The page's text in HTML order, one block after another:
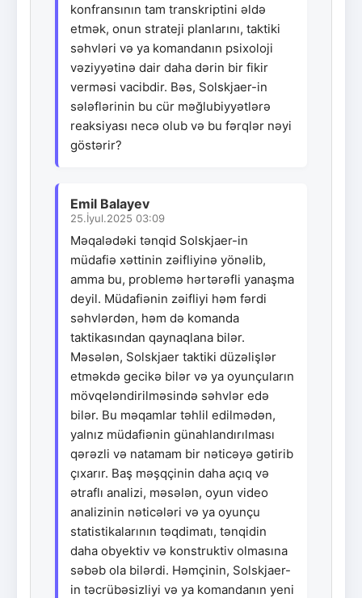
konfransının tam transkriptini əldə
etmək, onun strateji planlarını, taktiki
səhvləri və ya komandanın psixoloji
vəziyyətinə dair daha dərin bir fikir
verməsi vacibdir. Bəs, Solskjaer-in
sələflərinin bu cür məğlubiyyətlərə
reaksiyası necə olub və bu fərqlər nəyi
göstərir?
Emil Balayev
25.İyul.2025 03:09
Məqalədəki tənqid Solskjaer-in
müdafiə xəttinin zəifliyinə yönəlib,
amma bu, problemə hərtərəfli yanaşma
deyil. Müdafiənin zəifliyi həm fərdi
səhvlərdən, həm də komanda
taktikasından qaynaqlana bilər.
Məsələn, Solskjaer taktiki düzəlişlər
etməkdə gecikə bilər və ya oyunçuların
mövqeləndirilməsində səhvlər edə
bilər. Bu məqamlar təhlil edilmədən,
yalnız müdafiənin günahlandırılması
qərəzli və natamam bir nəticəyə gətirib
çıxarır. Baş məşqçinin daha açıq və
ətraflı analizi, məsələn, oyun video
analizinin nəticələri və ya oyunçu
statistikalarının təqdimatı, tənqidin
daha obyektiv və konstruktiv olmasına
səbəb ola bilərdi. Həmçinin, Solskjaer-
in təcrübəsizliyi və ya komandanın yeni